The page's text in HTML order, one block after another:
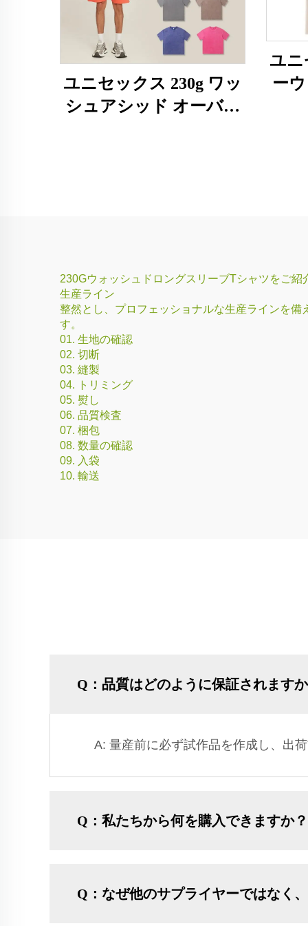
ユニセックス 230g ワッ
シュアシッド オーバー
ユニ
ー
230GウォッシュドロングスリーブTシャツをご
生産ライン
整然とし、プロフェッショナルな生産ラインを
す。
01. 生地の確認
02. 切断
03. 縫製
04. トリミング
05. 熨し
06. 品質検査
07. 梱包
08. 数量の確認
09. 入袋
10. 輸送
Q：品質はどのように保証されます
A: 量産前に必ず試作品を作成し、出
Q：私たちから何を購入できますか？
Q：なぜ他のサプライヤーではなく